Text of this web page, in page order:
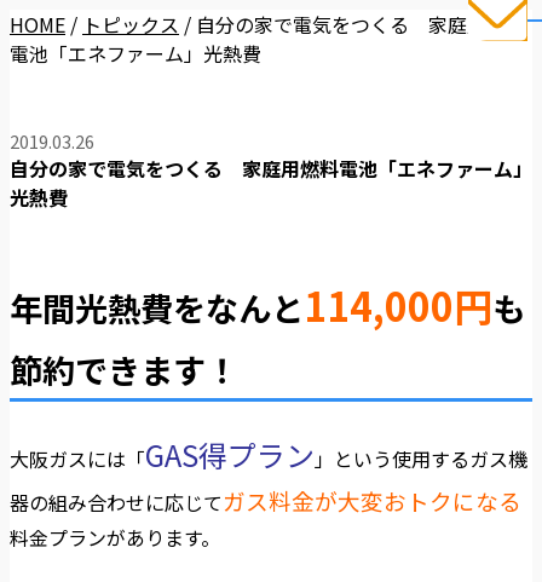
HOME / トピックス / 自分の家で電気をつくる 家庭用燃料
電池「エネファーム」光熱費
2019.03.26
自分の家で電気をつくる 家庭用燃料電池「エネファーム」
光熱費
年間光熱費をなんと114,000円も
節約できます！
大阪ガスには「GAS得プラン 」という使用するガス機
器の組み合わせに応じてガス料金が大変おトクになる
料金プランがあります。